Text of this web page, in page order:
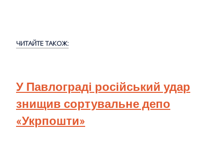
ЧИТАЙТЕ ТАКОЖ:
У Павлограді російський удар
знищив сортувальне депо
«Укрпошти»